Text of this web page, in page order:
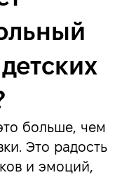
больше, чем
Это радость
и эмоций,